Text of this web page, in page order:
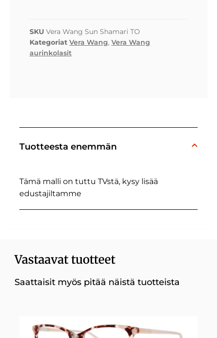
SKU Vera Wang Sun Shamari TO
Kategoriat Vera Wang, Vera Wang
aurinkolasit
Tuotteesta enemmän
Tämä malli on tuttu TVstä, kysy lisää
edustajiltamme
Vastaavat tuotteet
Saattaisit myös pitää näistä tuotteista